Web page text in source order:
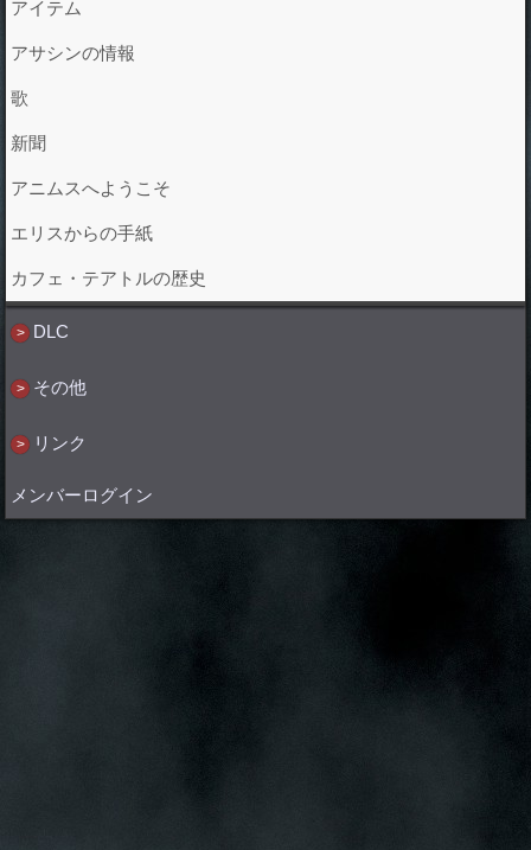
アイテム
アサシンの情報
歌
新聞
アニムスへようこそ
エリスからの手紙
カフェ・テアトルの歴史
DLC
その他
リンク
メンバーログイン